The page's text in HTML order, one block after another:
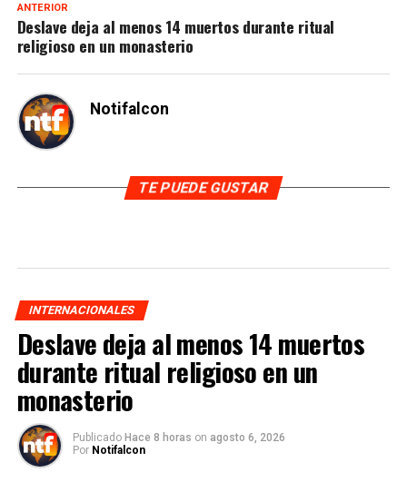
ANTERIOR
Deslave deja al menos 14 muertos durante ritual
religioso en un monasterio
Notifalcon
TE PUEDE GUSTAR
INTERNACIONALES
Deslave deja al menos 14 muertos
durante ritual religioso en un
monasterio
Publicado Hace 8 horas on agosto 6, 2026
Por Notifalcon